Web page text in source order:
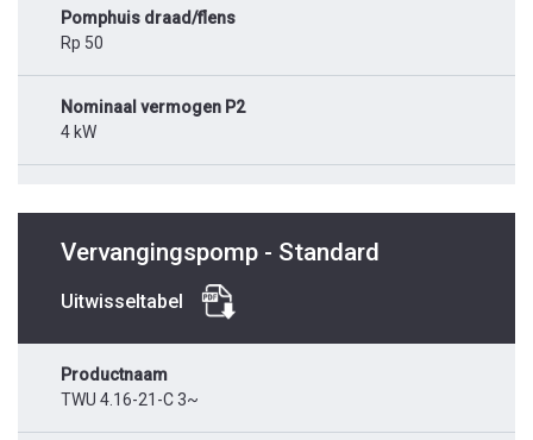
Pomphuis draad/flens
Rp 50
Nominaal vermogen P2
4 kW
Vervangingspomp - Standard
Uitwisseltabel
Productnaam
TWU 4.16-21-C 3~